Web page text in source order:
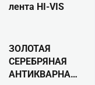
лента HI-VIS
ЗОЛОТАЯ
СЕРЕБРЯНАЯ
АНТИКВАРНАЯ